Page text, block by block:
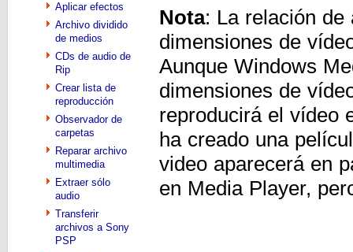
Aplicar efectos
Archivo dividido
de medios
CDs de audio de
Rip
Crear lista de
reproducción
Observador de
carpetas
Reparar archivo
multimedia
Extraer sólo
audio
Transferir
archivos a Sony
PSP
Nota: La relación de
dimensiones de
Aunque Windows
dimensiones de
reproducirá el vídeo
ha creado una
video aparecerá en
en Media Player,